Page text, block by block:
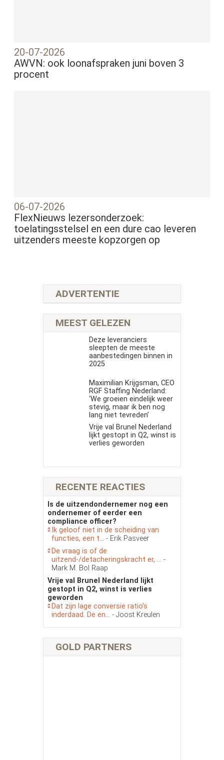
20-07-2026
AWVN: ook loonafspraken juni boven 3
procent
06-07-2026
FlexNieuws lezersonderzoek:
toelatingsstelsel en een dure cao leveren
uitzenders meeste kopzorgen op
ADVERTENTIE
MEEST GELEZEN
Deze leveranciers
sleepten de meeste
aanbestedingen binnen in
2025
Maximilian Krijgsman, CEO
RGF Staffing Nederland:
‘We groeien eindelijk weer
stevig, maar ik ben nog
lang niet tevreden’
Vrije val Brunel Nederland
lijkt gestopt in Q2, winst is
verlies geworden
RECENTE REACTIES
Is de uitzendondernemer nog een
ondernemer of eerder een
compliance officer?
Ik geloof niet in de scheiding van
functies, een t... - Erik Pasveer
De vraag is of de
uitzend-/detacheringskracht er, ... -
Mark M. Bol Raap
Vrije val Brunel Nederland lijkt
gestopt in Q2, winst is verlies
geworden
Dat zijn lage conversie ratio’s
inderdaad. De en... - Joost Kreulen
GOLD PARTNERS